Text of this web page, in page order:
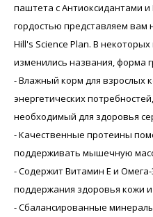
паштета с Антиоксидантами
гордостью представляем
Hill's Science Plan. В
изменились названия, форма
- Влажный корм для взрослых
энергетических
необходимый для здоровья
- Качественные протеины
поддерживать мышечную
- Содержит Витамин E и
поддержания здоровья кожи
- Сбалансированные